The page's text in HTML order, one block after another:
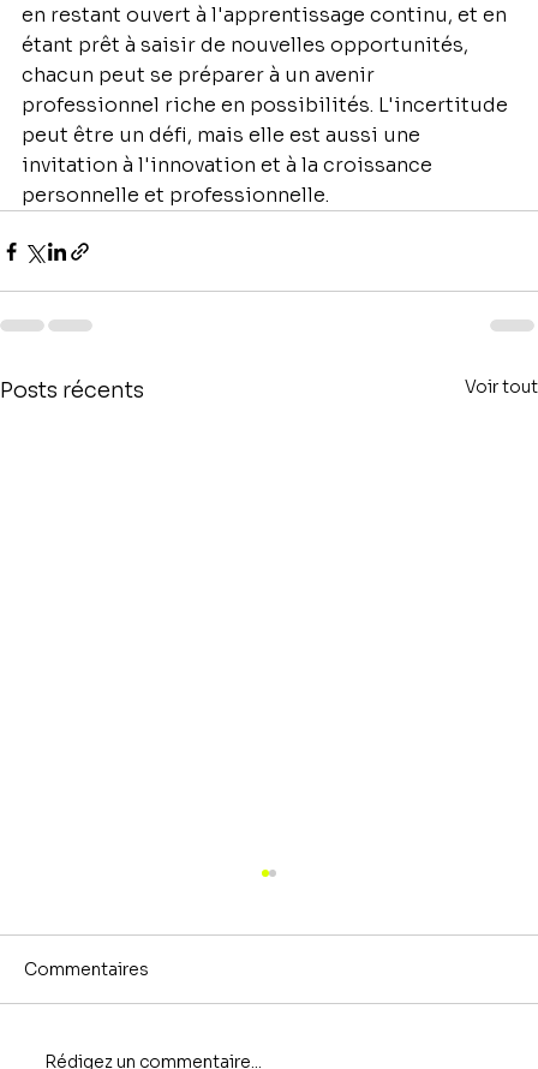
en restant ouvert à l'apprentissage continu, et en
étant prêt à saisir de nouvelles opportunités,
chacun peut se préparer à un avenir
professionnel riche en possibilités. L'incertitude
peut être un défi, mais elle est aussi une
invitation à l'innovation et à la croissance
personnelle et professionnelle.
Posts récents Voir tout
Commentaires
Rédigez un commentaire...